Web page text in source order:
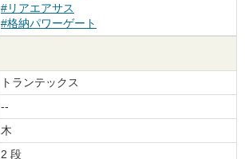
#リアエアサス
#格納パワーゲート
トランテックス
--
木
2 段